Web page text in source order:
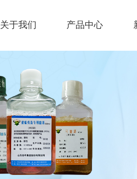
关于我们 产品中心